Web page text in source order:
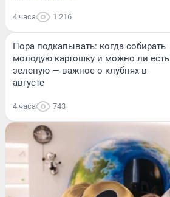
4 часа 1 216
Пора подкапывать: когда собирать
молодую картошку и можно ли есть
зеленую — важное о клубнях в
августе
4 часа 743